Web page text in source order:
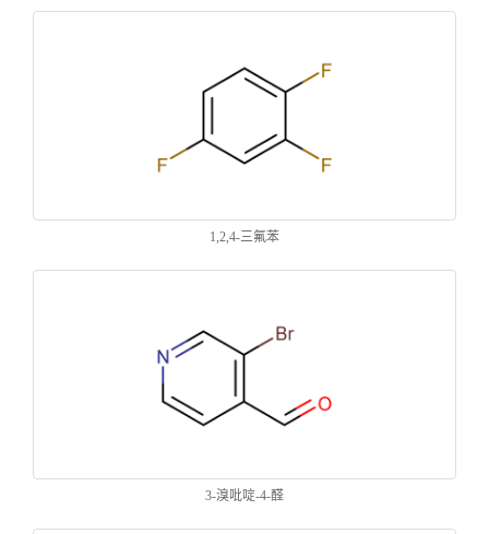
1,2,4-三氟苯
3-溴吡啶-4-醛